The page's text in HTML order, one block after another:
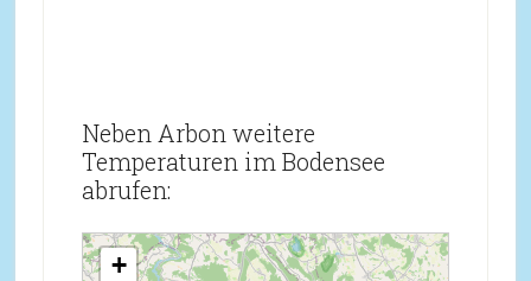
Neben Arbon weitere
Temperaturen im Bodensee
abrufen:
loading map - please wait...
+